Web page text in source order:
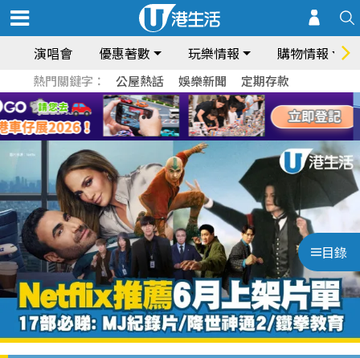
演唱會 優惠著數 玩樂情報 購物情報
熱門關鍵字： 公屋熱話 娛樂新聞 定期存款
目錄